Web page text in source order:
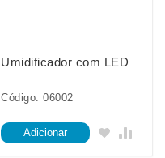
Umidificador com LED
Código: 06002
Adicionar